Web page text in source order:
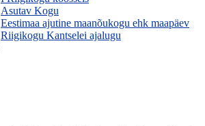
Asutav Kogu
Eestimaa ajutine maanõukogu ehk maapäev
Riigikogu Kantselei ajalugu